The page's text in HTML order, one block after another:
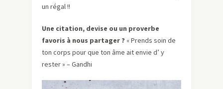
un régal !!
Une citation, devise ou un proverbe
favoris à nous partager ? « Prends soin de
ton corps pour que ton âme ait envie d’ y
rester » – Gandhi